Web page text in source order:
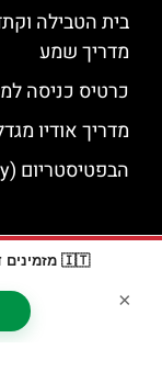
🇮🇹 מזמינים דרך Booking? קבלו
×
בית הטבילה
מדריך שמע
כרטיס כניסה
מדריך אודיו
הבפטיסטריום (Baptistery) בפיזה